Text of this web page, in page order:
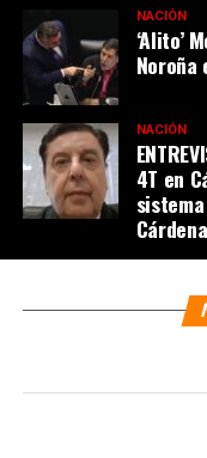
NACIÓN
‘Alito’
Noroña
NACIÓN
4T en